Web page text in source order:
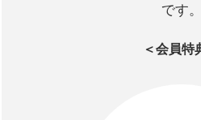
です。
＜会員特